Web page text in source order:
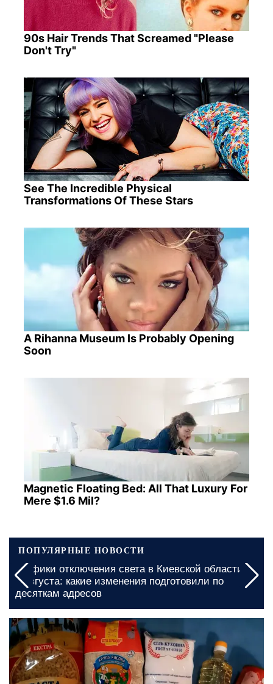
90s Hair Trends That Screamed "Please
Don't Try"
See The Incredible Physical
Transformations Of These Stars
A Rihanna Museum Is Probably Opening
Soon
Magnetic Floating Bed: All That Luxury For
Mere $1.6 Mil?
ПОПУЛЯРНЫЕ НОВОСТИ
Николаевскую область призвали подготовиться:
графики отключения света на 5 и 6 августа
введены на долгие часы
сегодня, 05:00